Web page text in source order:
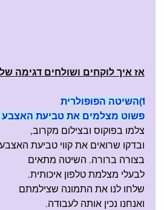
אז איך לוקחים ושולחים דגימה
1)השיטה הפופולרית
פשוט מצלמים את טביעת האצבע
צלמו בפוקוס ובצילום מקרוב,
ובדקו שרואים את קווי טביעת האצבע
בצורה ברורה. השיטה מתאים
לבעלי מצלמת טלפון איכותית.
שלחו לנו את התמונה שצילמתם
ואנחנו נכין אותה לעבודה.